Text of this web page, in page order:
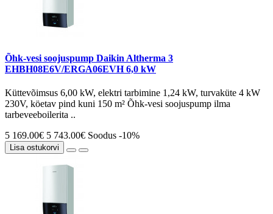
Õhk-vesi soojuspump Daikin Altherma 3
EHBH08E6V/ERGA06EVH 6,0 kW
Küttevõimsus 6,00 kW, elektri tarbimine 1,24 kW, turvaküte 4 kW
230V, köetav pind kuni 150 m² Õhk-vesi soojuspump ilma
tarbeveeboilerita ..
5 169.00€ 5 743.00€ Soodus -10%
Lisa ostukorvi